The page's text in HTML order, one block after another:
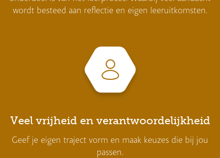
wordt besteed aan reflectie en eigen leeruitkomsten.
Veel vrijheid en verantwoordelijkheid
Geef je eigen traject vorm en maak keuzes die bij jou
passen.